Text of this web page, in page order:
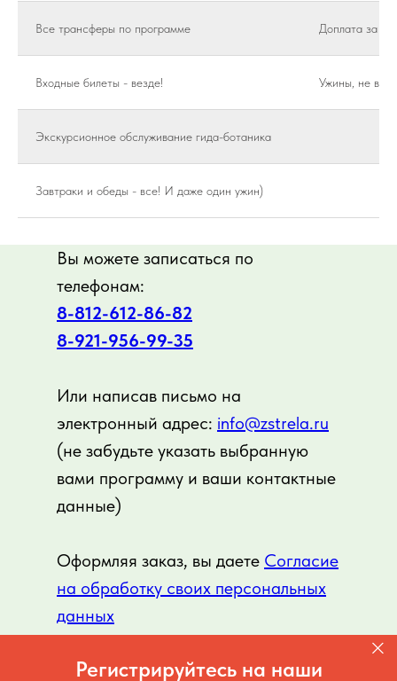
Все трансферы по программе Доплата за
Входные билеты - везде! Ужины, не
Экскурсионное обслуживание гида-ботаника
Завтраки и обеды - все! И даже один ужин)
Вы можете записаться по
телефонам:
8-812-612-86-82
8-921-956-99-35
Или написав письмо на
электронный адрес: info@zstrela.ru
(не забудьте указать выбранную
вами программу и ваши контактные
данные)
Оформляя заказ, вы даете Согласие
на обработку своих персональных
данных
Регистрируйтесь на наши